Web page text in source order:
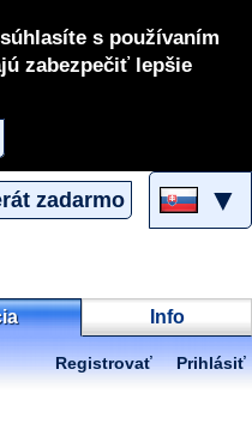
s používaním
zabezpečiť lepšie
zadarmo ▼
Info
Registrovať Prihlásiť